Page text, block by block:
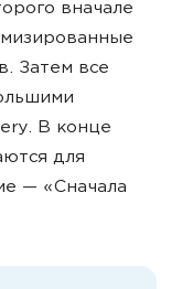
вначале
Затем все
В конце
для
— «Сначала